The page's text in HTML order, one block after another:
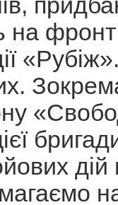
на фронт
дій